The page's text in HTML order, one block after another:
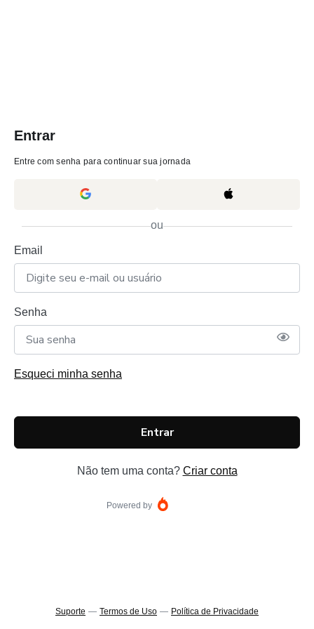
Entrar
Entre com senha para continuar sua jornada
ou
Email
Senha
Esqueci minha senha
Entrar
Não tem uma conta? Criar conta
Powered by
Suporte — Termos de Uso — Política de Privacidade